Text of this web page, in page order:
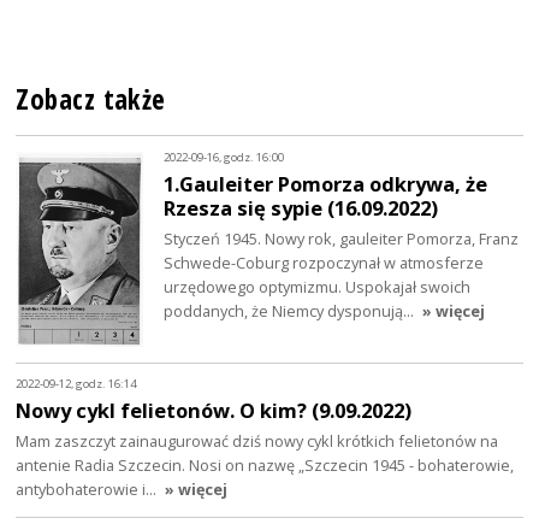
Zobacz także
2022-09-16, godz. 16:00
1.Gauleiter Pomorza odkrywa, że
Rzesza się sypie (16.09.2022)
Styczeń 1945. Nowy rok, gauleiter Pomorza, Franz
Schwede-Coburg rozpoczynał w atmosferze
urzędowego optymizmu. Uspokajał swoich
poddanych, że Niemcy dysponują… » więcej
2022-09-12, godz. 16:14
Nowy cykl felietonów. O kim? (9.09.2022)
Mam zaszczyt zainaugurować dziś nowy cykl krótkich felietonów na
antenie Radia Szczecin. Nosi on nazwę „Szczecin 1945 - bohaterowie,
antybohaterowie i… » więcej